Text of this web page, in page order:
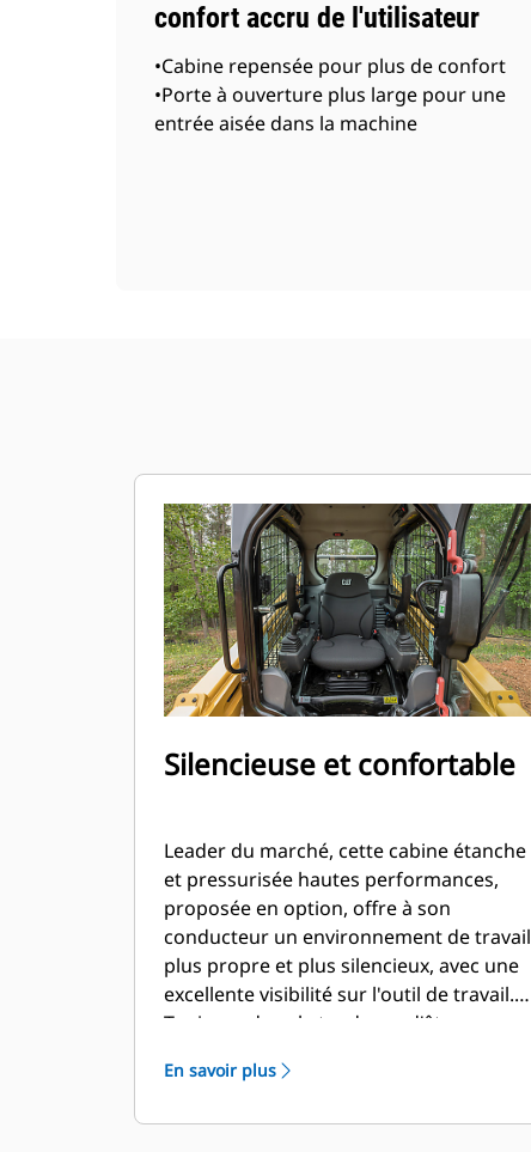
confort accru de l'utilisateur
•Cabine repensée pour plus de confort
•Porte à ouverture plus large pour une
entrée aisée dans la machine
Silencieuse et confortable
Leader du marché, cette cabine étanche
et pressurisée hautes performances,
proposée en option, offre à son
conducteur un environnement de travail
plus propre et plus silencieux, avec une
excellente visibilité sur l'outil de travail.
Toujours dans la tendance d'être une
accueille également, de série, un siège
En savoir plus